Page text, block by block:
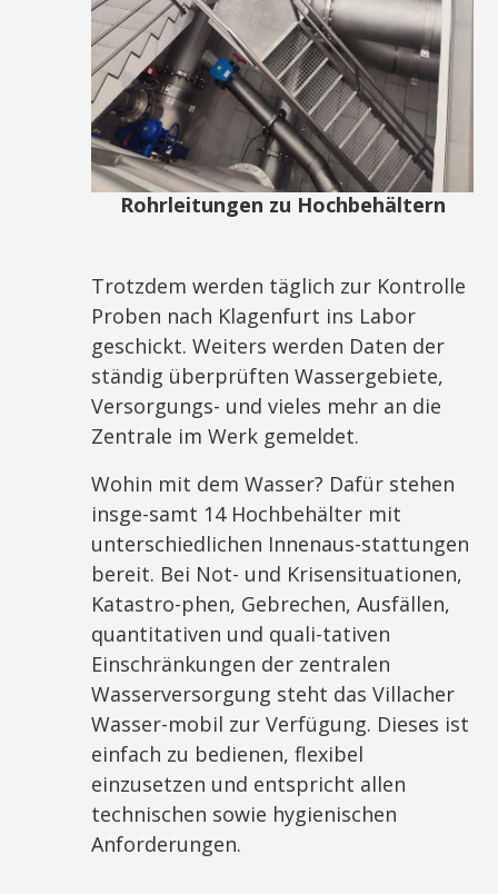
Rohrleitungen zu Hochbehältern
Trotzdem werden täglich zur Kontrolle
Proben nach Klagenfurt ins Labor
geschickt. Weiters werden Daten der
ständig überprüften Wassergebiete,
Versorgungs- und vieles mehr an die
Zentrale im Werk gemeldet.
Wohin mit dem Wasser? Dafür stehen
insge-samt 14 Hochbehälter mit
unterschiedlichen Innenaus-stattungen
bereit. Bei Not- und Krisensituationen,
Katastro-phen, Gebrechen, Ausfällen,
quantitativen und quali-tativen
Einschränkungen der zentralen
Wasserversorgung steht das Villacher
Wasser-mobil zur Verfügung. Dieses ist
einfach zu bedienen, flexibel
einzusetzen und entspricht allen
technischen sowie hygienischen
Anforderungen.